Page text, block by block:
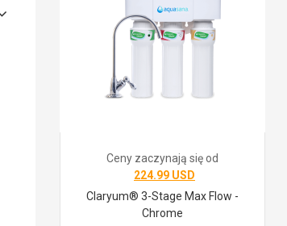
Ceny zaczynają się od
224.99 USD
Claryum® 3-Stage Max Flow -
Chrome